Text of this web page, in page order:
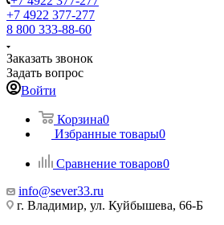
+7 4922 377-277
8 800 333-88-60
Заказать звонок
Задать вопрос
Войти
Корзина0
Избранные товары0
Сравнение товаров0
info@sever33.ru
г. Владимир, ул. Куйбышева, 66-Б